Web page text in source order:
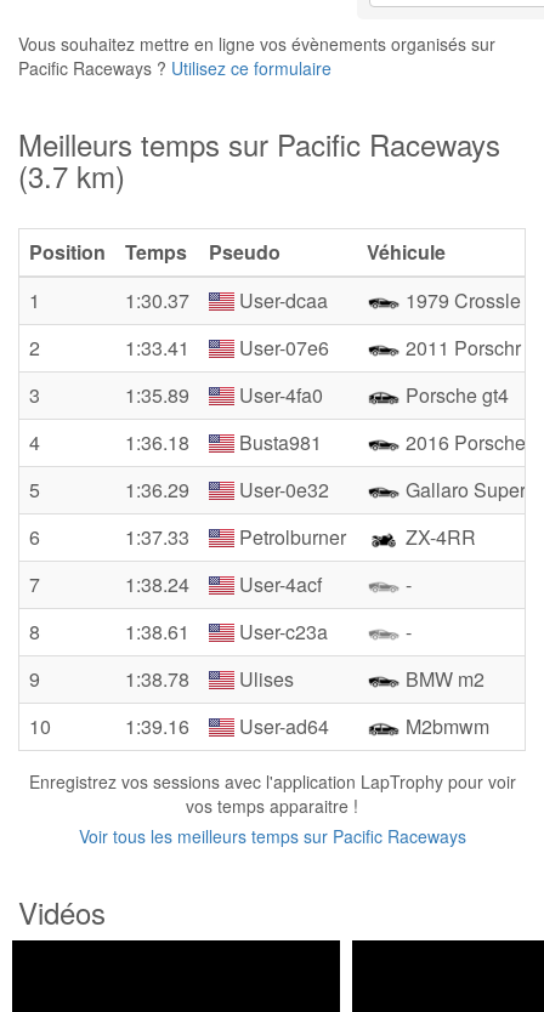
Vous souhaitez mettre en ligne vos évènements organisés sur
Pacific Raceways ? Utilisez ce formulaire
Meilleurs temps sur Pacific Raceways
(3.7 km)
Position Temps Pseudo
Véhicule
1
1:30.37 User-dcaa
1979 Crossle
2
1:33.41 User-07e6
2011 Porschr
3
1:35.89 User-4fa0
Porsche gt4
4
1:36.18 Busta981
2016 Porsche
5
1:36.29 User-0e32
Gallaro
6
1:37.33 Petrolburner
ZX-4RR
7
1:38.24 User-4acf
-
8
1:38.61 User-c23a
-
9
1:38.78 Ulises
BMW m2
10
1:39.16 User-ad64 M2bmwm
Enregistrez vos sessions avec l'application LapTrophy pour voir
vos temps apparaitre !
Voir tous les meilleurs temps sur Pacific Raceways
Vidéos